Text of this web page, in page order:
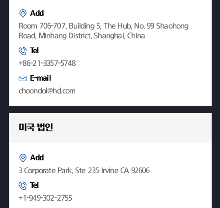
Add
Room 706-707, Building 5, The Hub, No. 99 Shaohong
Road, Minhang District, Shanghai, China
Tel
+86-21-3357-5748
E-mail
choondol@hd.com
미국 법인
Add
3 Corporate Park, Ste 235 Irvine CA 92606
Tel
+1-949-302-2755